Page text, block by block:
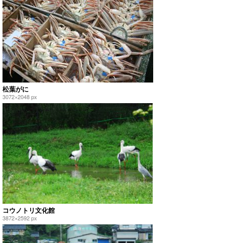
松葉がに
3072×2048 px
コウノトリ文化館
3872×2592 px